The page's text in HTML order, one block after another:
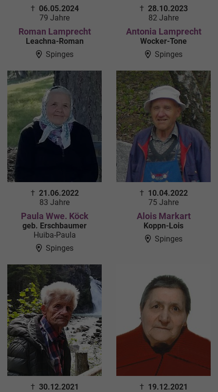
† 06.05.2024
79 Jahre
Roman Lamprecht
Leachna-Roman
Spinges
† 28.10.2023
82 Jahre
Antonia Lamprecht
Wocker-Tone
Spinges
† 21.06.2022
83 Jahre
Paula Wwe. Köck
geb. Erschbaumer
Huiba-Paula
Spinges
† 10.04.2022
75 Jahre
Alois Markart
Koppn-Lois
Spinges
† 30.12.2021
† 19.12.2021